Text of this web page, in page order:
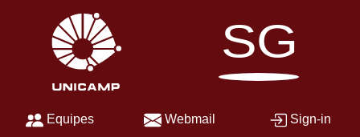
SG
Equipes Webmail Sign-in